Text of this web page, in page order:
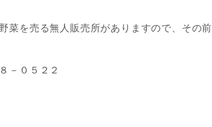
菜を売る無人販売所がありますので、その前
－０５２２